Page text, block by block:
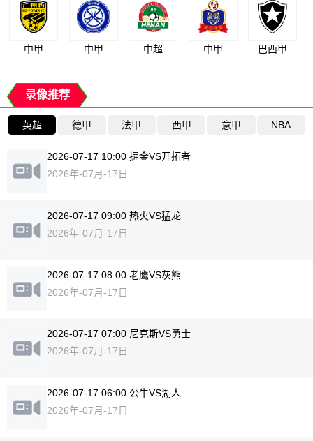
中甲 中甲 中超 中甲 巴西甲
录像推荐
英超 德甲 法甲 西甲 意甲 NBA
2026-07-17 10:00 掘金VS开拓者
2026年-07月-17日
2026-07-17 09:00 热火VS猛龙
2026年-07月-17日
2026-07-17 08:00 老鹰VS灰熊
2026年-07月-17日
2026-07-17 07:00 尼克斯VS勇士
2026年-07月-17日
2026-07-17 06:00 公牛VS湖人
2026年-07月-17日